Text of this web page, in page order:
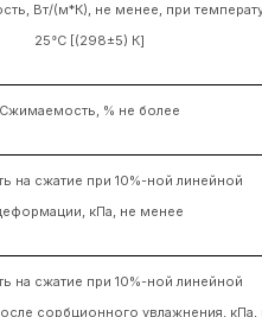
Вт/(м*К), не менее, при
25°С [(298±5) К]
Сжимаемость, % не более
на сжатие при 10%-ной линейной
кПа, не менее
на сжатие при 10%-ной линейной
сорбционного увлажнения, кПа,